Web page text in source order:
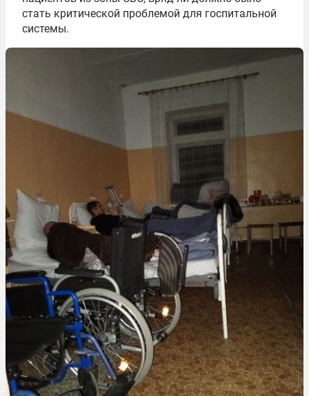
стать критической проблемой для госпитальной
системы.